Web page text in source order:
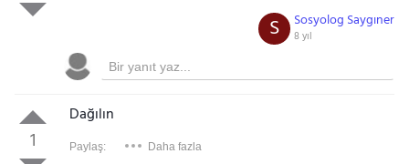
Sosyolog Saygıner
8 yıl
S
1
Dağılın
Paylaş: Daha fazla